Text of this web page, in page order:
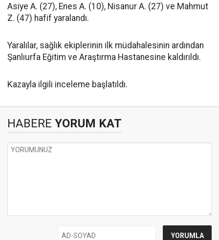
Asiye A. (27), Enes A. (10), Nisanur A. (27) ve Mahmut
Z. (47) hafif yaralandı.
Yaralılar, sağlık ekiplerinin ilk müdahalesinin ardından
Şanlıurfa Eğitim ve Araştırma Hastanesine kaldırıldı.
Kazayla ilgili inceleme başlatıldı.
HABERE YORUM KAT